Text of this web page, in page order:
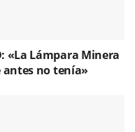
«La Lámpara Minera
no tenía»